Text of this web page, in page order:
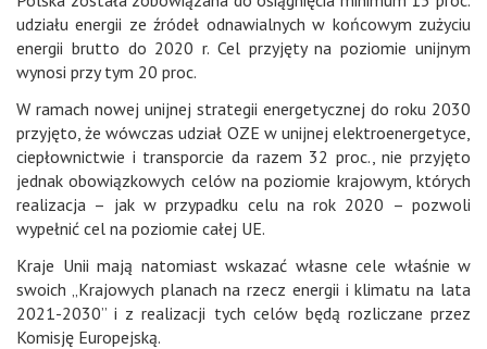
udziału energii ze źródeł odnawialnych w końcowym zużyciu
energii brutto do 2020 r. Cel przyjęty na poziomie unijnym
wynosi przy tym 20 proc.
W ramach nowej unijnej strategii energetycznej do roku 2030
przyjęto, że wówczas udział OZE w unijnej elektroenergetyce,
ciepłownictwie i transporcie da razem 32 proc., nie przyjęto
jednak obowiązkowych celów na poziomie krajowym, których
realizacja – jak w przypadku celu na rok 2020 – pozwoli
wypełnić cel na poziomie całej UE.
Kraje Unii mają natomiast wskazać własne cele właśnie w
swoich „Krajowych planach na rzecz energii i klimatu na lata
2021-2030” i z realizacji tych celów będą rozliczane przez
Komisję Europejską.